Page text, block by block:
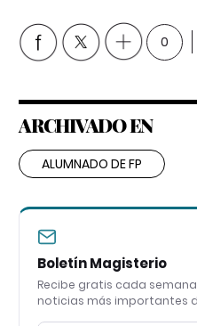
0
ARCHIVADO EN
ALUMNADO DE FP
Boletín Magisterio
Recibe gratis cada
noticias más importantes